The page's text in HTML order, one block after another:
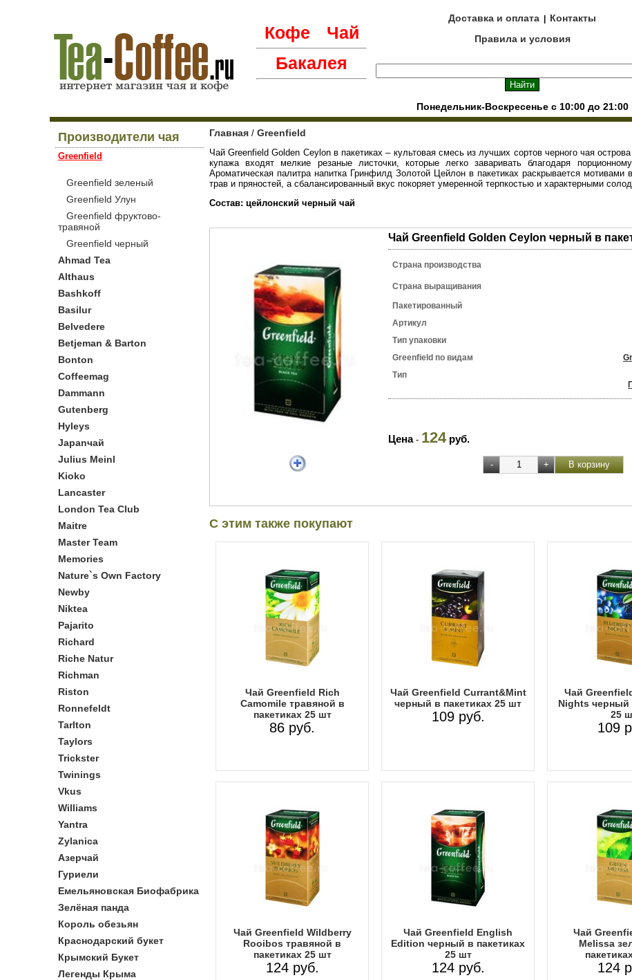
Кофе
Чай
Бакалея
Доставка и оплата
Контакты
Правила и условия
Понедельник-Воскресенье с 10:00 до 21:00
Производители чая
Greenfield
Greenfield зеленый
Greenfield Улун
Greenfield фруктово-
травяной
Greenfield черный
Ahmad Tea
Althaus
Bashkoff
Basilur
Belvedere
Betjeman & Barton
Bonton
Coffeemag
Dammann
Gutenberg
Hyleys
Japanчай
Julius Meinl
Kioko
Lancaster
London Tea Club
Maitre
Master Team
Memories
Nature`s Own Factory
Newby
Niktea
Pajarito
Richard
Riche Natur
Richman
Riston
Ronnefeldt
Tarlton
Taylors
Trickster
Twinings
Vkus
Williams
Yantra
Zylanica
Азерчай
Гуриели
Емельяновская Биофабрика
Зелёная панда
Король обезьян
Краснодарский букет
Крымский Букет
Легенды Крыма
Главная / Greenfield
Чай Greenfield Golden Ceylon в пакетиках – культовая смесь из лучших сортов черного чая
купажа входят мелкие резаные листочки, которые легко заваривать благодаря
Ароматическая палитра напитка Гринфилд Золотой Цейлон в пакетиках раскрывается мотивами
трав и пряностей, а сбалансированный вкус покоряет умеренной терпкостью и характерными
Состав: цейлонский черный чай
Чай Greenfield Golden Ceylon черный в
Страна производства
Страна выращивания
Пакетированный
Артикул
Тип упаковки
Greenfield по видам
Тип
Цена- 124 руб.
С этим также покупают
Чай Greenfield Rich
Camomile травяной в
пакетиках 25 шт
86 руб.
Чай Greenfield Currant&Mint
черный в пакетиках 25 шт
109 руб.
Чай
Nights черный
25
109
Чай Greenfield Wildberry
Rooibos травяной в
пакетиках 25 шт
124 руб.
Чай Greenfield English
Edition черный в пакетиках
25 шт
124 руб.
Чай
Melissa
124